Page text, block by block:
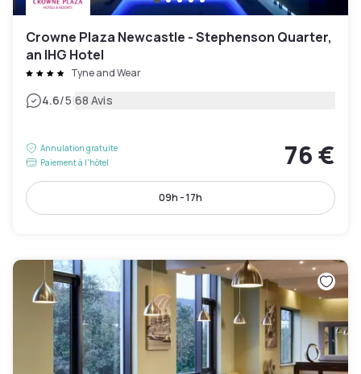
Crowne Plaza Newcastle - Stephenson Quarter,
an IHG Hotel
Tyne and Wear
4.6/5|68 Avis
Annulation gratuite
Paiement à l'hôtel
76 €
09h - 17h